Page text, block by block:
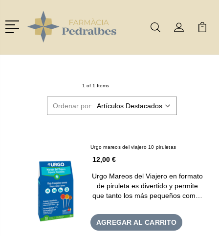
Menú
BuscarMi Cuenta
Mi
1 of 1 Items
Ordenar por:
Urgo mareos del viajero 10 piruletas
12,00 €
Urgo Mareos del Viajero en formato
de piruleta es divertido y permite
que tanto los más pequeños com…
AGREGAR AL CARRITO